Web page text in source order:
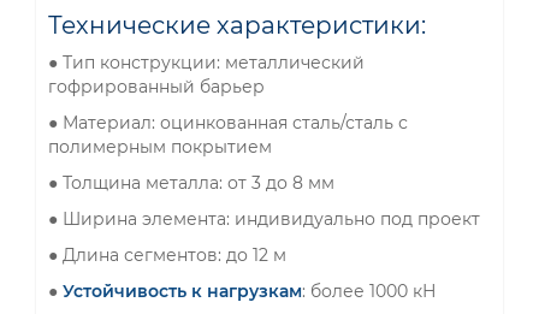
Технические характеристики:
● Тип конструкции: металлический
гофрированный барьер
● Материал: оцинкованная сталь/сталь с
полимерным покрытием
● Толщина металла: от 3 до 8 мм
● Ширина элемента: индивидуально под проект
● Длина сегментов: до 12 м
● Устойчивость к нагрузкам: более 1000 кН